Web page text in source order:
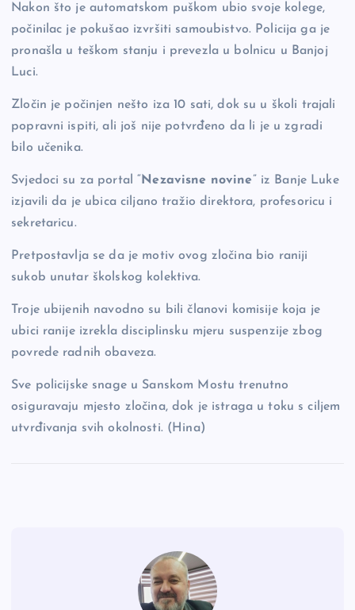
Nakon što je automatskom puškom ubio svoje kolege,
počinilac je pokušao izvršiti samoubistvo. Policija ga je
pronašla u teškom stanju i prevezla u bolnicu u Banjoj
Luci.
Zločin je počinjen nešto iza 10 sati, dok su u školi trajali
popravni ispiti, ali još nije potvrđeno da li je u zgradi
bilo učenika.
Svjedoci su za portal “ Nezavisne novine” iz Banje Luke
izjavili da je ubica ciljano tražio direktora, profesoricu i
sekretaricu.
Pretpostavlja se da je motiv ovog zločina bio raniji
sukob unutar školskog kolektiva.
Troje ubijenih navodno su bili članovi komisije koja je
ubici ranije izrekla disciplinsku mjeru suspenzije zbog
povrede radnih obaveza.
Sve policijske snage u Sanskom Mostu trenutno
osiguravaju mjesto zločina, dok je istraga u toku s ciljem
utvrđivanja svih okolnosti. (Hina)